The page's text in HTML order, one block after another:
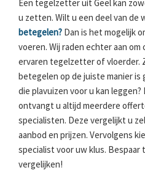
Een tegelzetter uit Geel kan
u zetten. Wilt u een deel van de
betegelen? Dan is het mogelijk
voeren. Wij raden echter aan
ervaren tegelzetter of vloerder.
betegelen op de juiste manier is
die plavuizen voor u kan
ontvangt u altijd meerdere
specialisten. Deze vergelijkt u
aanbod en prijzen. Vervolgens
specialist voor uw klus.
vergelijken!